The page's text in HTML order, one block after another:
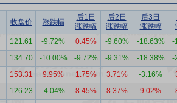
收盘价 涨跌幅
后1日
涨跌幅
后2日
涨跌幅
后3日
涨跌幅
121.61 -9.72% 0.45% -9.60% -18.63%
-
134.70 -10.00% -9.72% -9.31% -18.38%
-
153.31 9.95% 1.75% 3.71% -3.16%
126.23 -4.04% 8.45% 8.37% 9.02%